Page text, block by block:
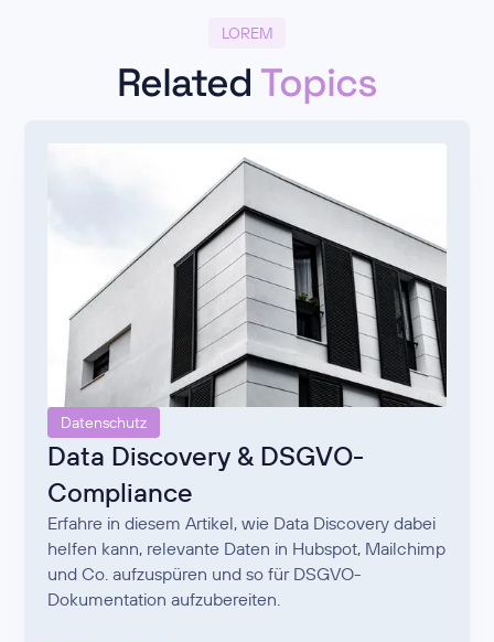
LOREM
Related Topics
Datenschutz
Data Discovery & DSGVO-
Compliance
Erfahre in diesem Artikel, wie Data Discovery dabei
helfen kann, relevante Daten in Hubspot, Mailchimp
und Co. aufzuspüren und so für DSGVO-
Dokumentation aufzubereiten.